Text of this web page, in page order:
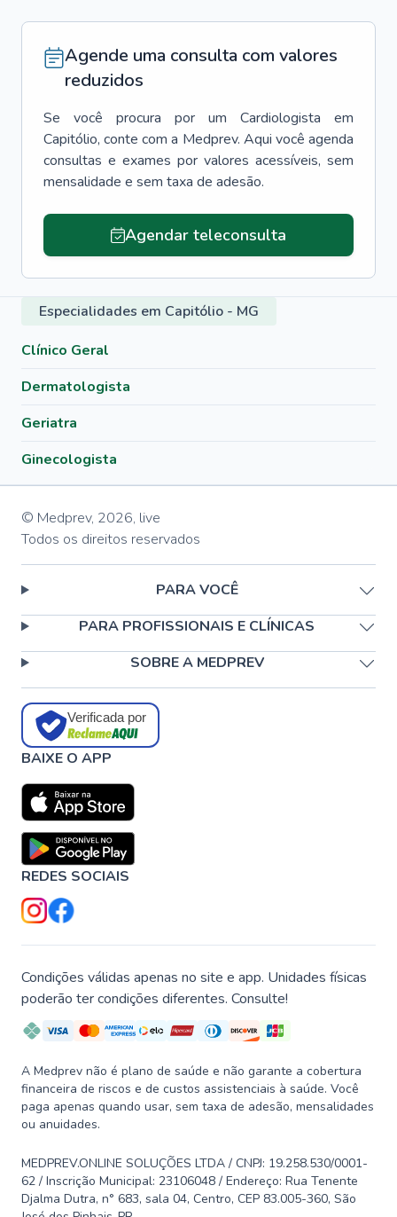
Agende uma consulta com valores
reduzidos
Se você procura por um Cardiologista
em
Capitólio, conte com a Medprev. Aqui você agenda
consultas e exames por valores acessíveis, sem
mensalidade e sem taxa de adesão.
Agendar teleconsulta
Especialidades em Capitólio - MG
Clínico Geral
Dermatologista
Geriatra
Ginecologista
© Medprev, 2026, live
Todos os direitos reservados
PARA VOCÊ
PARA PROFISSIONAIS E CLÍNICAS
SOBRE A MEDPREV
Verificada por
BAIXE O APP
REDES SOCIAIS
Condições válidas apenas no site e app. Unidades físicas
poderão ter condições diferentes. Consulte!
A Medprev não é plano de saúde e não garante a cobertura
financeira de riscos e de custos assistenciais à saúde. Você
paga apenas quando usar, sem taxa de adesão, mensalidades
ou anuidades.
MEDPREV.ONLINE SOLUÇÕES LTDA / CNPJ: 19.258.530/0001-
62 / Inscrição Municipal: 23106048 / Endereço: Rua Tenente
Djalma Dutra, n° 683, sala 04, Centro, CEP 83.005-360, São